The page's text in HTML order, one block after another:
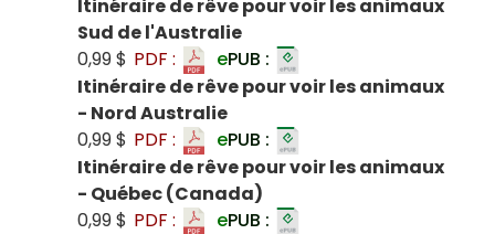
Itinéraire de rêve pour voir les animaux
Sud de l'Australie
0,99 $ PDF : ePUB :
Itinéraire de rêve pour voir les animaux
- Nord Australie
0,99 $ PDF : ePUB :
Itinéraire de rêve pour voir les animaux
- Québec (Canada)
0,99 $ PDF : ePUB :